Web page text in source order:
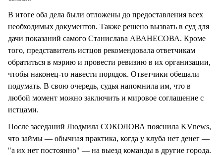
В итоге оба дела были отложены до предоставления всех
необходимых документов. Также решено вызвать в суд для
дачи показаний самого Станислава АВАНЕСОВА. Кроме
того, представитель истцов рекомендовала ответчикам
обратиться в мэрию и провести ревизию в их организации,
чтобы наконец-то навести порядок. Ответчики обещали
подумать. В свою очередь, судья напомнила им, что в
любой момент можно заключить и мировое соглашение с
истцами.
После заседаний Людмила СОКОЛОВА пояснила KVnews,
что займы — обычная практика, когда у клуба нет денег —
"а их нет постоянно" — на выезд команды в другие города.